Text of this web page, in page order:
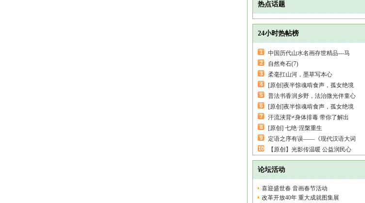
热点话题
24小时热帖榜
1 中国历代山水名画存世精品---马
2 自然奇石(7)
3 柔毫扛山河，墨草写本心
4 [原创]夜半惊魂啃食声，孤女绝境
5 普法书香润乡野，法治微光伴童心
6 [原创]夜半惊魂啃食声，孤女绝境
7 汗流浃背≠身体排毒 带你了解出
8 [原创] 七绝·涅槃重生
9 定语之序有误——《现代汉语大词
10 【原创】光影传温暖 公益润民心
论坛活动
喜迎盛世春 音画春节活动
改革开放40年 重大成就图集展